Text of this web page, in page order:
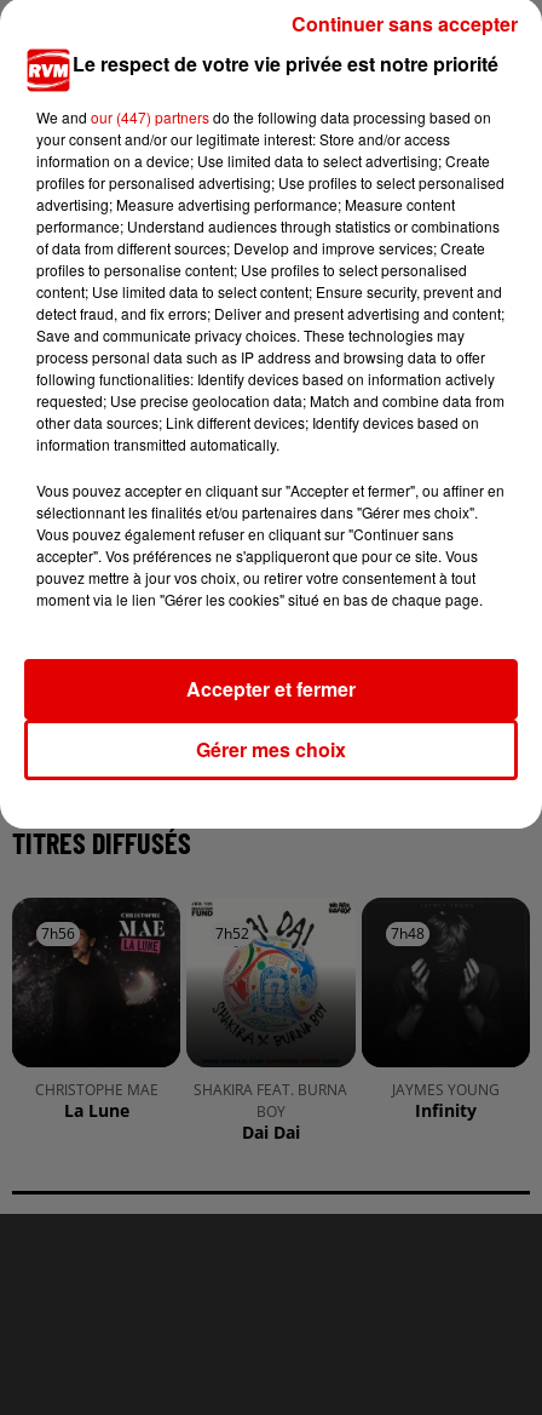
Ardennes - Un homme alcoolisé percute un plot
en béton
7 août 2026
Ardennes - Fin des travaux sur la Rocade : retour
à la normale...
7 août 2026
Ardennes - Retour à la normale dans 48 heures
7 août 2026
Ardennes - Un réveil frais ce vendredi avant le
TITRES DIFFUSÉS
7h56
7h56
CHRISTOPHE MAE
La Lune
7h52
7h52
SHAKIRA FEAT. BURNA
BOY
Dai Dai
7h48
7h48
JAYMES YOUNG
Infinity
Le respect de votre vie privée est notre priorité
We and our (447) partnersdo the following data processing based on
your consent and/or our legitimate interest: Store and/or access
information on a device; Use limited data to select advertising; Create
profiles for personalised advertising; Use profiles to select personalised
advertising; Measure advertising performance; Measure content
performance; Understand audiences through statistics or combinations
of data from different sources; Develop and improve services; Create
profiles to personalise content; Use profiles to select personalised
content; Use limited data to select content; Ensure security, prevent and
detect fraud, and fix errors; Deliver and present advertising and content;
Save and communicate privacy choices. These technologies may
process personal data such as IP address and browsing data to offer
following functionalities: Identify devices based on information actively
requested; Use precise geolocation data; Match and combine data from
other data sources; Link different devices; Identify devices based on
information transmitted automatically.
Vous pouvez accepter en cliquant sur "Accepter et fermer", ou affiner en
sélectionnant les finalités et/ou partenaires dans "Gérer mes choix".
Vous pouvez également refuser en cliquant sur "Continuer sans
accepter". Vos préférences ne s'appliqueront que pour ce site. Vous
pouvez mettre à jour vos choix, ou retirer votre consentement à tout
moment via le lien "Gérer les cookies" situé en bas de chaque page.
Gérer mes choix
Accepter et fermer
Continuer sans accepter